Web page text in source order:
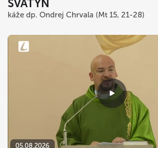
SVÄTÝŇ
káže dp. Ondrej Chrvala (Mt 15, 21-28)
05.08.2026